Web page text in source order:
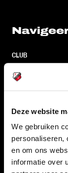
Deze website
We gebruiken
personaliseren,
en om ons
informatie over
CLUB
TEAMS
VEELGESTELDE